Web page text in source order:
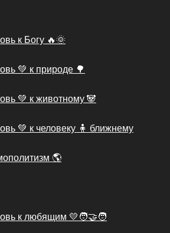
к Богу 🔥🌞
💚 к природе 🌳
💚 к животному 🐼
💚 к человеку 🧍 ближнему
🌎
к любящим 💛🧑‍🤝‍🧑